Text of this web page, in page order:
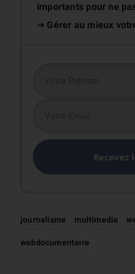
importants pour ne
➜ Gérer au mieux
Recevez
journalisme multimedia
webdocumentaire